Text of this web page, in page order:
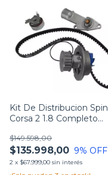
Kit De Distribucion Spin
Corsa 2 1.8 Completo
$135.998,00
$149.598,00
9% OFF
2 x $67.999,00 sin interés